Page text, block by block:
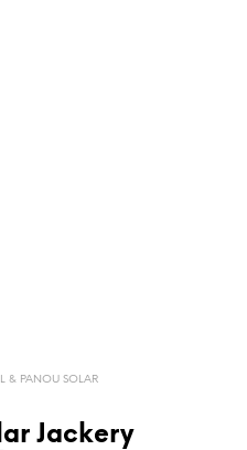
& PANOU SOLAR
Jackery